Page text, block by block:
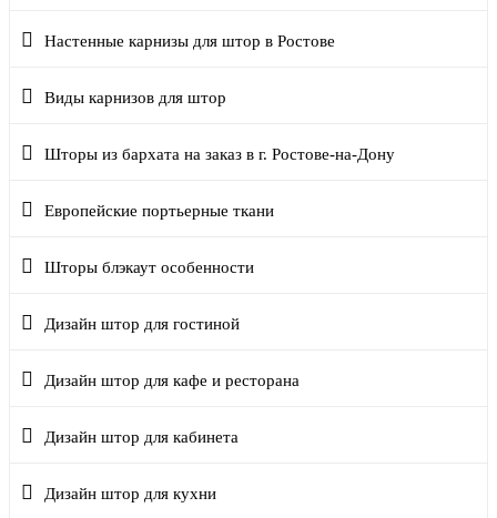
Настенные карнизы для штор в Ростове
Виды карнизов для штор
Шторы из бархата на заказ в г. Ростове-на-Дону
Европейские портьерные ткани
Шторы блэкаут особенности
Дизайн штор для гостиной
Дизайн штор для кафе и ресторана
Дизайн штор для кабинета
Дизайн штор для кухни